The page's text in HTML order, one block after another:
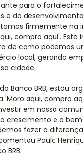
para o
e do
firmemente na
compro aqui'. Esta
de como podemos
local, gerando
cidade.
Banco BRB, estou
'Moro aqui, compro
em nossa
crescimento e o
fazer a
Paulo
BRB.